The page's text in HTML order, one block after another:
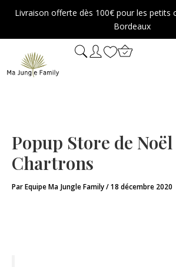
Aller
contenu
Livraison offerte dès 100€ pour les petits
Bordeaux
Popup Store de
Chartrons
ParEquipe Ma Jungle Family/18 décembre 2020